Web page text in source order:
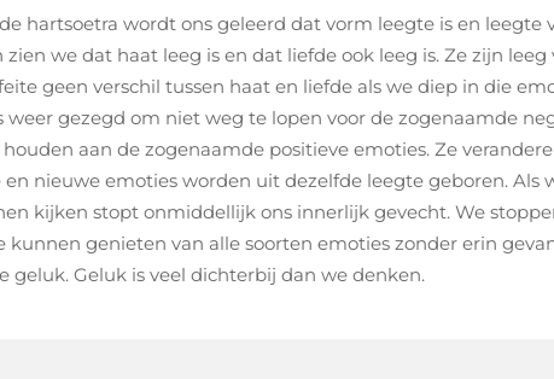
hartsoetra wordt ons geleerd dat vorm leegte is en leegte
we dat haat leeg is en dat liefde ook leeg is. Ze zijn leeg
geen verschil tussen haat en liefde als we diep in die
weer gezegd om niet weg te lopen voor de zogenaamde
aan de zogenaamde positieve emoties. Ze
nieuwe emoties worden uit dezelfde leegte geboren. Als
kijken stopt onmiddellijk ons innerlijk gevecht. We
kunnen genieten van alle soorten emoties zonder erin
geluk. Geluk is veel dichterbij dan we denken.